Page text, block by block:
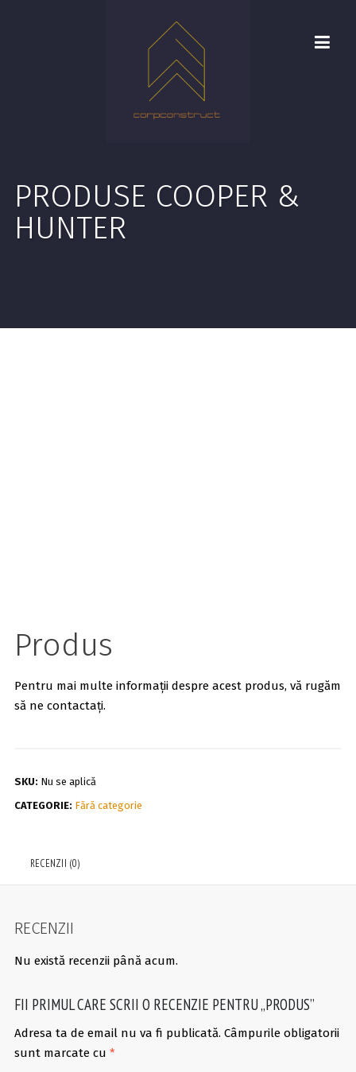
PRODUSE COOPER &
HUNTER
Produs
Pentru mai multe informații despre acest produs, vă rugăm
să ne contactați.
SKU: Nu se aplică
CATEGORIE: Fără categorie
RECENZII (0)
RECENZII
Nu există recenzii până acum.
FII PRIMUL CARE SCRII O RECENZIE PENTRU „PRODUS”
Adresa ta de email nu va fi publicată. Câmpurile obligatorii
sunt marcate cu *